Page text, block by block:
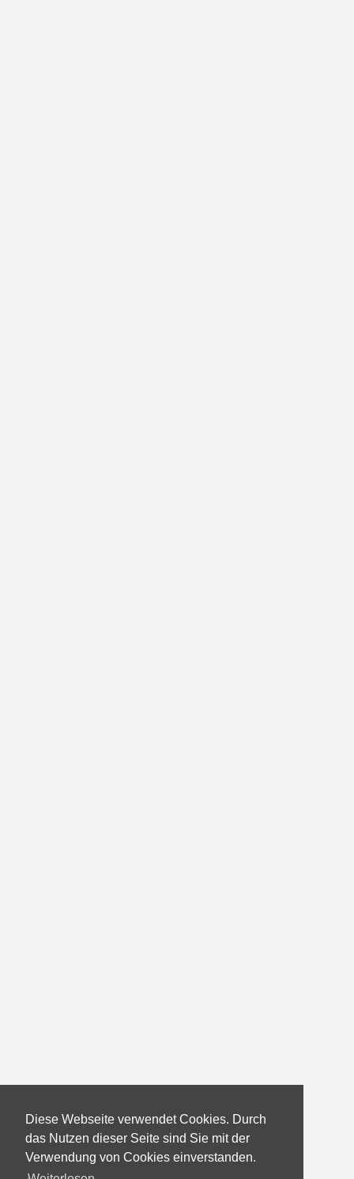
Diese Webseite verwendet Cookies. Durch
das Nutzen dieser Seite sind Sie mit der
Verwendung von Cookies einverstanden.